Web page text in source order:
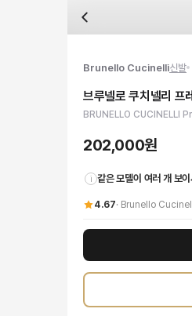
제공합니다. 가죽 재질, 로고 각인, 스티
고객 변심 모두 교환·반품이 가능합니다.
. 적립금은 1,000원 이상부터 사용 가능합
을 DUELLO에서 만나
Brunello Cucinelli신발
브루넬로 쿠치넬리 프
BRUNELLO
202,000원
i 같은 모델이 여러 개 보
4.67· Brunello